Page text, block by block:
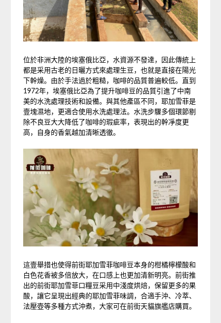
位於非洲大陸的埃塞俄比亞，水資源不發達，因此傳統上
都是采用古老的日曬方式來處理生豆，也就是直接在陽光
下幹燥。由於手法過於粗糙，咖啡的品質普遍較低。直到
1972年，埃塞俄比亞為了提升咖啡豆的品質引進了中南
美的水洗處理技術和設備。與其他產區不同，耶加雪菲是
壹塊濕地，更適合使用水洗處理法。水洗步驟多個環節剔
除不良豆大大降低了咖啡的瑕疵率，表現出的幹凈度更
高，自身的香氣越加清晰透徹。
這壹舉措也使得前街耶加雪菲咖啡豆本身的柑橘檸檬酸和
白色花香被多倍放大，在口感上也更加清新明亮。前街推
出的前街耶加雪菲口糧豆采用中淺度烘焙，保留更多的果
酸，讓它呈現出經典的耶加雪菲味調，合適手沖、冷萃、
法壓壺等多種方式沖煮，大家可在前街天貓旗艦店購買。